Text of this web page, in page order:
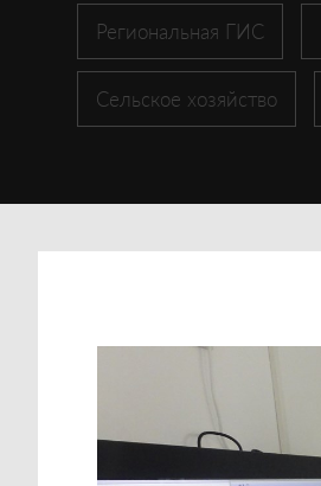
Региональная ГИС
Сельское хозяйство